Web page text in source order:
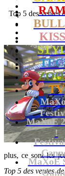
TV
MaXoE
!
MaXoE
Top 5 des ventes
plus, ce sont les
Top 5 des ventes